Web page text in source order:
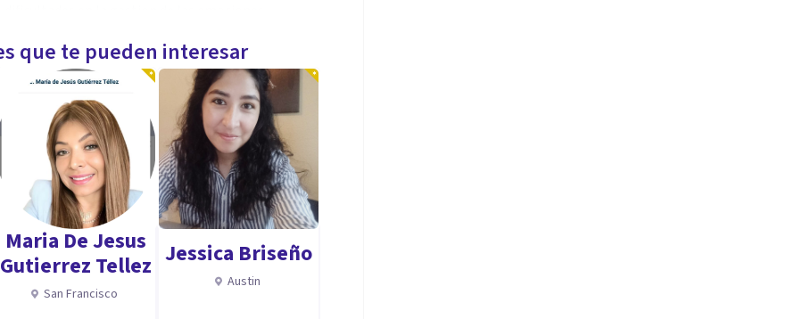
en la gestion de las emociones,
que te pueden interesar
Maria De Jesus
Gutierrez Tellez
San Francisco
Jessica Briseño
Austin